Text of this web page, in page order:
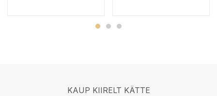
KAUP KIIRELT KÄTTE